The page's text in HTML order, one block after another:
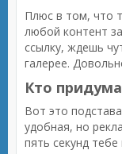
Плюс в том, что
любой контент
ссылку, ждешь
галерее.
Кто
Вот это
удобная, но
пять секунд